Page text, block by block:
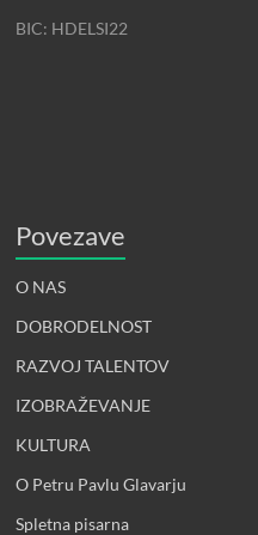
BIC: HDELSI22
Povezave
O NAS
DOBRODELNOST
RAZVOJ TALENTOV
IZOBRAŽEVANJE
KULTURA
O Petru Pavlu Glavarju
Spletna pisarna